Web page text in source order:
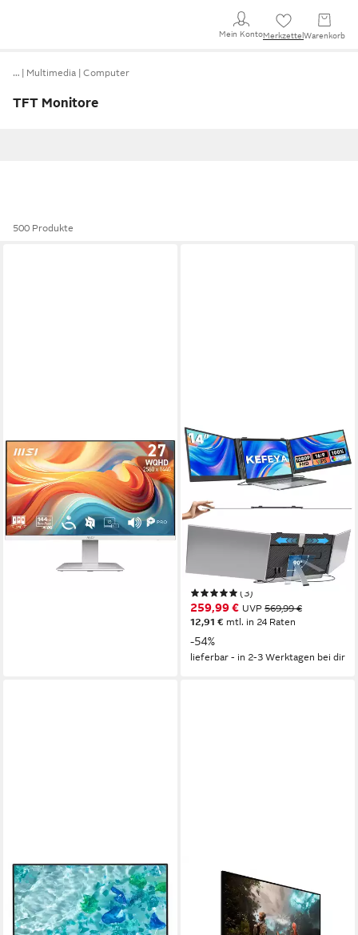
Mein KontoMerkzettel Warenkorb
… Multimedia Computer
TFT Monitore
500 Produkte
MSI
PRO MP273QW E14 LED-
Monitor
68,6 cm/ 27 Zoll Diagonale
2560 x 1440 px, WQHD Auflösung
1 ms Reaktionszeit
Produktdatenblatt
mtl. in 12 Raten
KEFEYA
14 zoll FHD Laptop-
Bildschirm-Extender Dual-
Screen-externen Monitor
Portabler Monitor
36 cm/ 14 Zoll Diagonale
1920x1080 px, Full HD Auflösung
Bildwiederholfrequenz
Produktdatenblatt
(3)
259,99 € UVP 569,99 €
12,91 € mtl. in 24 Raten
-54%
lieferbar - in 2-3 Werktagen bei dir
ACER
VERO B277GBMIPRX 27IN
1920X1080 VGA HDMI DP
BLACK TFT-Monitor
Dell Alienware AW2725Q QD-
OLED, Gaming-Monitor, TFT-
Monitor